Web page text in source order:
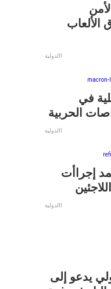
الألعاب
االدولية
في
الحربية
االدولية
إجراأت
االدولية
يدعو إلى